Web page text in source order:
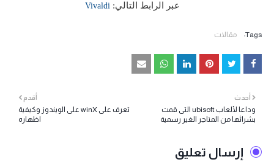
عبر الرابط التالي: Vivaldi
Tags: مقالات
أحدث
وداعا لألعاب ubisoft التى قمت
بشرائها من المتاجر الغير رسمية
أقدم
تعرف على winX على الويندوز وكيفية
اظهاره
إرسال تعليق